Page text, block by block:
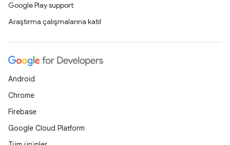
Google Play support
Araştırma çalışmalarına katıl
Android
Chrome
Firebase
Google Cloud Platform